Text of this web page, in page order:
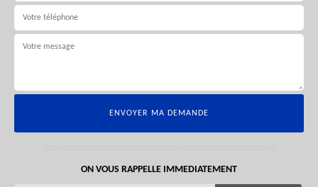
ON VOUS RAPPELLE IMMEDIATEMENT